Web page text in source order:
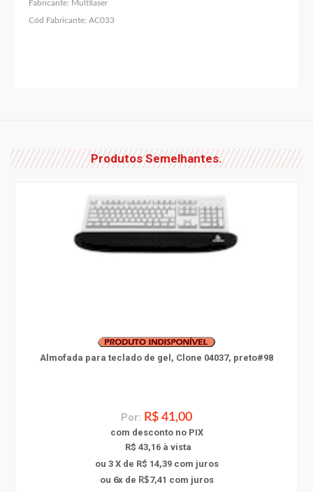
Fabricante: Multilaser
Cód Fabricante: AC033
Produtos Semelhantes.
Almofada para teclado de gel, Clone 04037, preto#98
Por: R$ 41,00
com desconto no PIX
R$ 43,16 à vista
ou 3 X de R$ 14,39com juros
ou 6x de R$7,41 com juros